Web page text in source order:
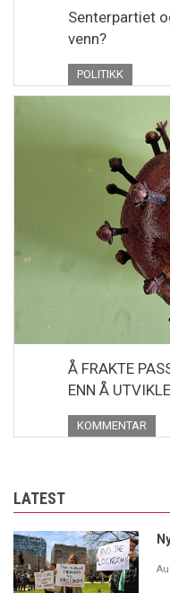
Senterpartiet
venn?
POLITIKK
Å FRAKTE
ENN Å
KOMMENTAR
LATEST